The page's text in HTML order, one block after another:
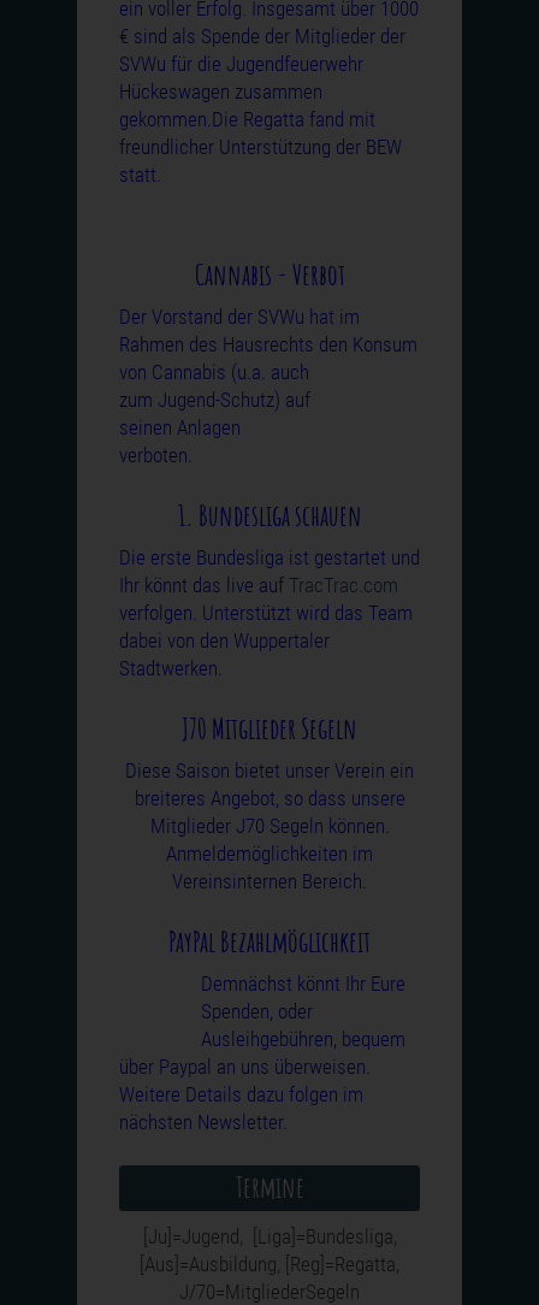
ein voller Erfolg. Insgesamt über 1000
€ sind als Spende der Mitglieder der
SVWu für die Jugendfeuerwehr
Hückeswagen zusammen
gekommen.Die Regatta fand mit
freundlicher Unterstützung der BEW
statt.
Cannabis - Verbot
Der Vorstand der SVWu hat im
Rahmen des Hausrechts den Konsum
von Cannabis (u.a. auch
zum Jugend-Schutz) auf
seinen Anlagen
verboten.
1. Bundesliga schauen
Die erste Bundesliga ist gestartet und
Ihr könnt das live auf TracTrac.com
verfolgen. Unterstützt wird das Team
dabei von den Wuppertaler
Stadtwerken.
J70 Mitglieder Segeln
Diese Saison bietet unser Verein ein
breiteres Angebot, so dass unsere
Mitglieder J70 Segeln können.
Anmeldemöglichkeiten im
Vereinsinternen Bereich.
PayPal Bezahlmöglichkeit
Demnächst könnt Ihr Eure
Spenden, oder
Ausleihgebühren, bequem
über Paypal an uns überweisen.
Weitere Details dazu folgen im
nächsten Newsletter.
Termine
[Ju]=Jugend, [Liga]=Bundesliga,
[Aus]=Ausbildung, [Reg]=Regatta,
J/70=MitgliederSegeln